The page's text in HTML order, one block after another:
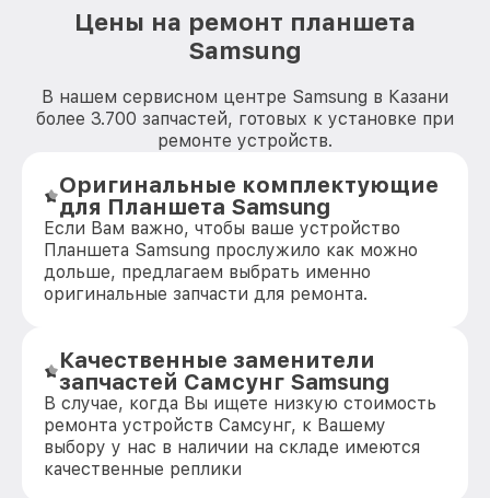
Цены на ремонт планшета
Samsung
В нашем сервисном центре Samsung в Казани
более 3.700 запчастей, готовых к установке при
ремонте устройств.
Оригинальные комплектующие
для Планшета Samsung
Если Вам важно, чтобы ваше устройство
Планшета Samsung прослужило как можно
дольше, предлагаем выбрать именно
оригинальные запчасти для ремонта.
Качественные заменители
запчастей Самсунг Samsung
В случае, когда Вы ищете низкую стоимость
ремонта устройств Самсунг, к Вашему
выбору у нас в наличии на складе имеются
качественные реплики